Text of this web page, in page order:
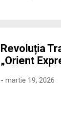
Revoluția
„Orient
- martie 19, 2026